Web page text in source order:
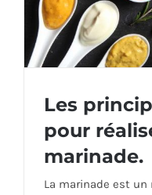
Les principes
Les
pour
marinade.
La marinade est